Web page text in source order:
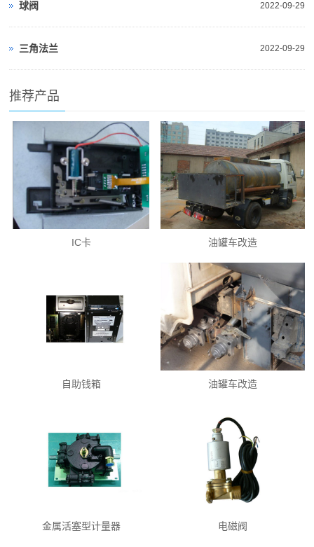
2022-09-29
球阀
2022-09-29
三角法兰
推荐产品
IC卡 油罐车改造
自助钱箱 油罐车改造
金属活塞型计量器 电磁阀